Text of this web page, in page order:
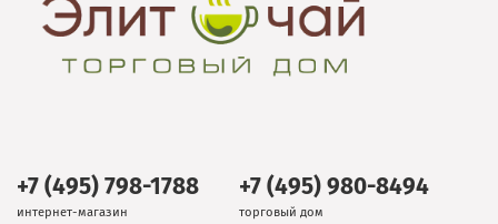
+7 (495) 798-1788
интернет-магазин
+7 (495) 980-8494
торговый дом